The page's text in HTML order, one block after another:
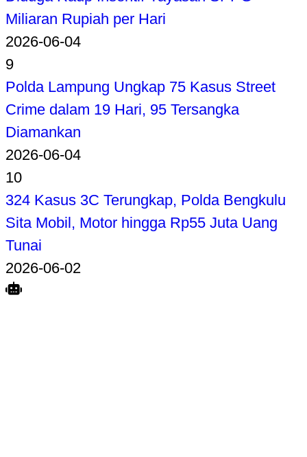
Miliaran Rupiah per Hari
2026-06-04
9
Polda Lampung Ungkap 75 Kasus Street
Crime dalam 19 Hari, 95 Tersangka
Diamankan
2026-06-04
10
324 Kasus 3C Terungkap, Polda Bengkulu
Sita Mobil, Motor hingga Rp55 Juta Uang
Tunai
2026-06-02